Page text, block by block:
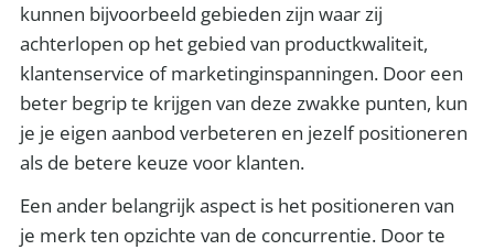
kunnen bijvoorbeeld gebieden zijn waar zij
achterlopen op het gebied van productkwaliteit,
klantenservice of marketinginspanningen. Door een
beter begrip te krijgen van deze zwakke punten, kun
je je eigen aanbod verbeteren en jezelf positioneren
als de betere keuze voor klanten.
Een ander belangrijk aspect is het positioneren van
je merk ten opzichte van de concurrentie. Door te